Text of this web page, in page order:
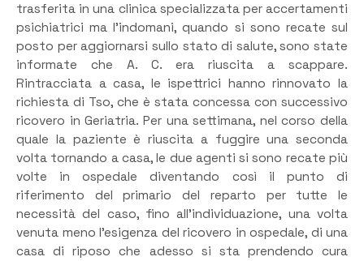
trasferita in una clinica specializzata per accertamenti
psichiatrici ma l’indomani, quando si sono recate sul
posto per aggiornarsi sullo stato di salute, sono state
informate che A. C. era riuscita a scappare.
Rintracciata a casa, le ispettrici hanno rinnovato la
richiesta di Tso, che è stata concessa con successivo
ricovero in Geriatria. Per una settimana, nel corso della
quale la paziente è riuscita a fuggire una seconda
volta tornando a casa, le due agenti si sono recate più
volte in ospedale diventando così il punto di
riferimento del primario del reparto per tutte le
necessità del caso, fino all’individuazione, una volta
venuta meno l’esigenza del ricovero in ospedale, di una
casa di riposo che adesso si sta prendendo cura